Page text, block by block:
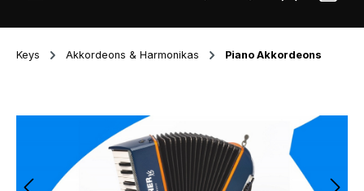
Keys Akkordeons & Harmonikas Piano Akkordeons